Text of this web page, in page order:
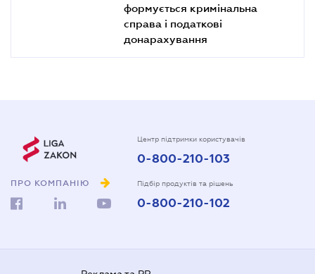
формується кримінальна
справа і податкові
донарахування
ПРО КОМПАНІЮ
Центр підтримки користувачів
0-800-210-103
Підбір продуктів та рішень
0-800-210-102